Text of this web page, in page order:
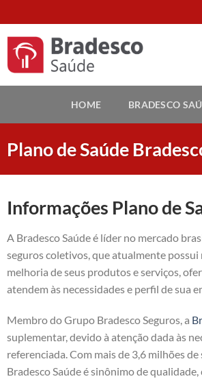
HOME BRADESCO
Plano de Saúde
Informações Plano de
A Bradesco Saúde é líder no mercado
seguros coletivos, que atualmente
melhoria de seus produtos e serviços,
atendem às necessidades e perfil de sua
Membro do Grupo Bradesco Seguros, a
suplementar, devido à atenção dada às
referenciada. Com mais de 3,6 milhões
Bradesco Saúde é sinônimo de